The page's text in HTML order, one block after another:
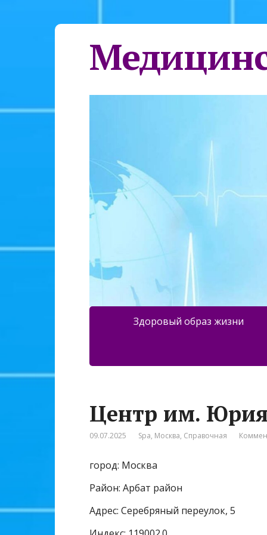
Здоровый образ жизни
Центр им.
09.07.2025 Spa, Москва, Справочная
город: Москва
Район: Арбат район
Адрес: Серебряный переулок, 5